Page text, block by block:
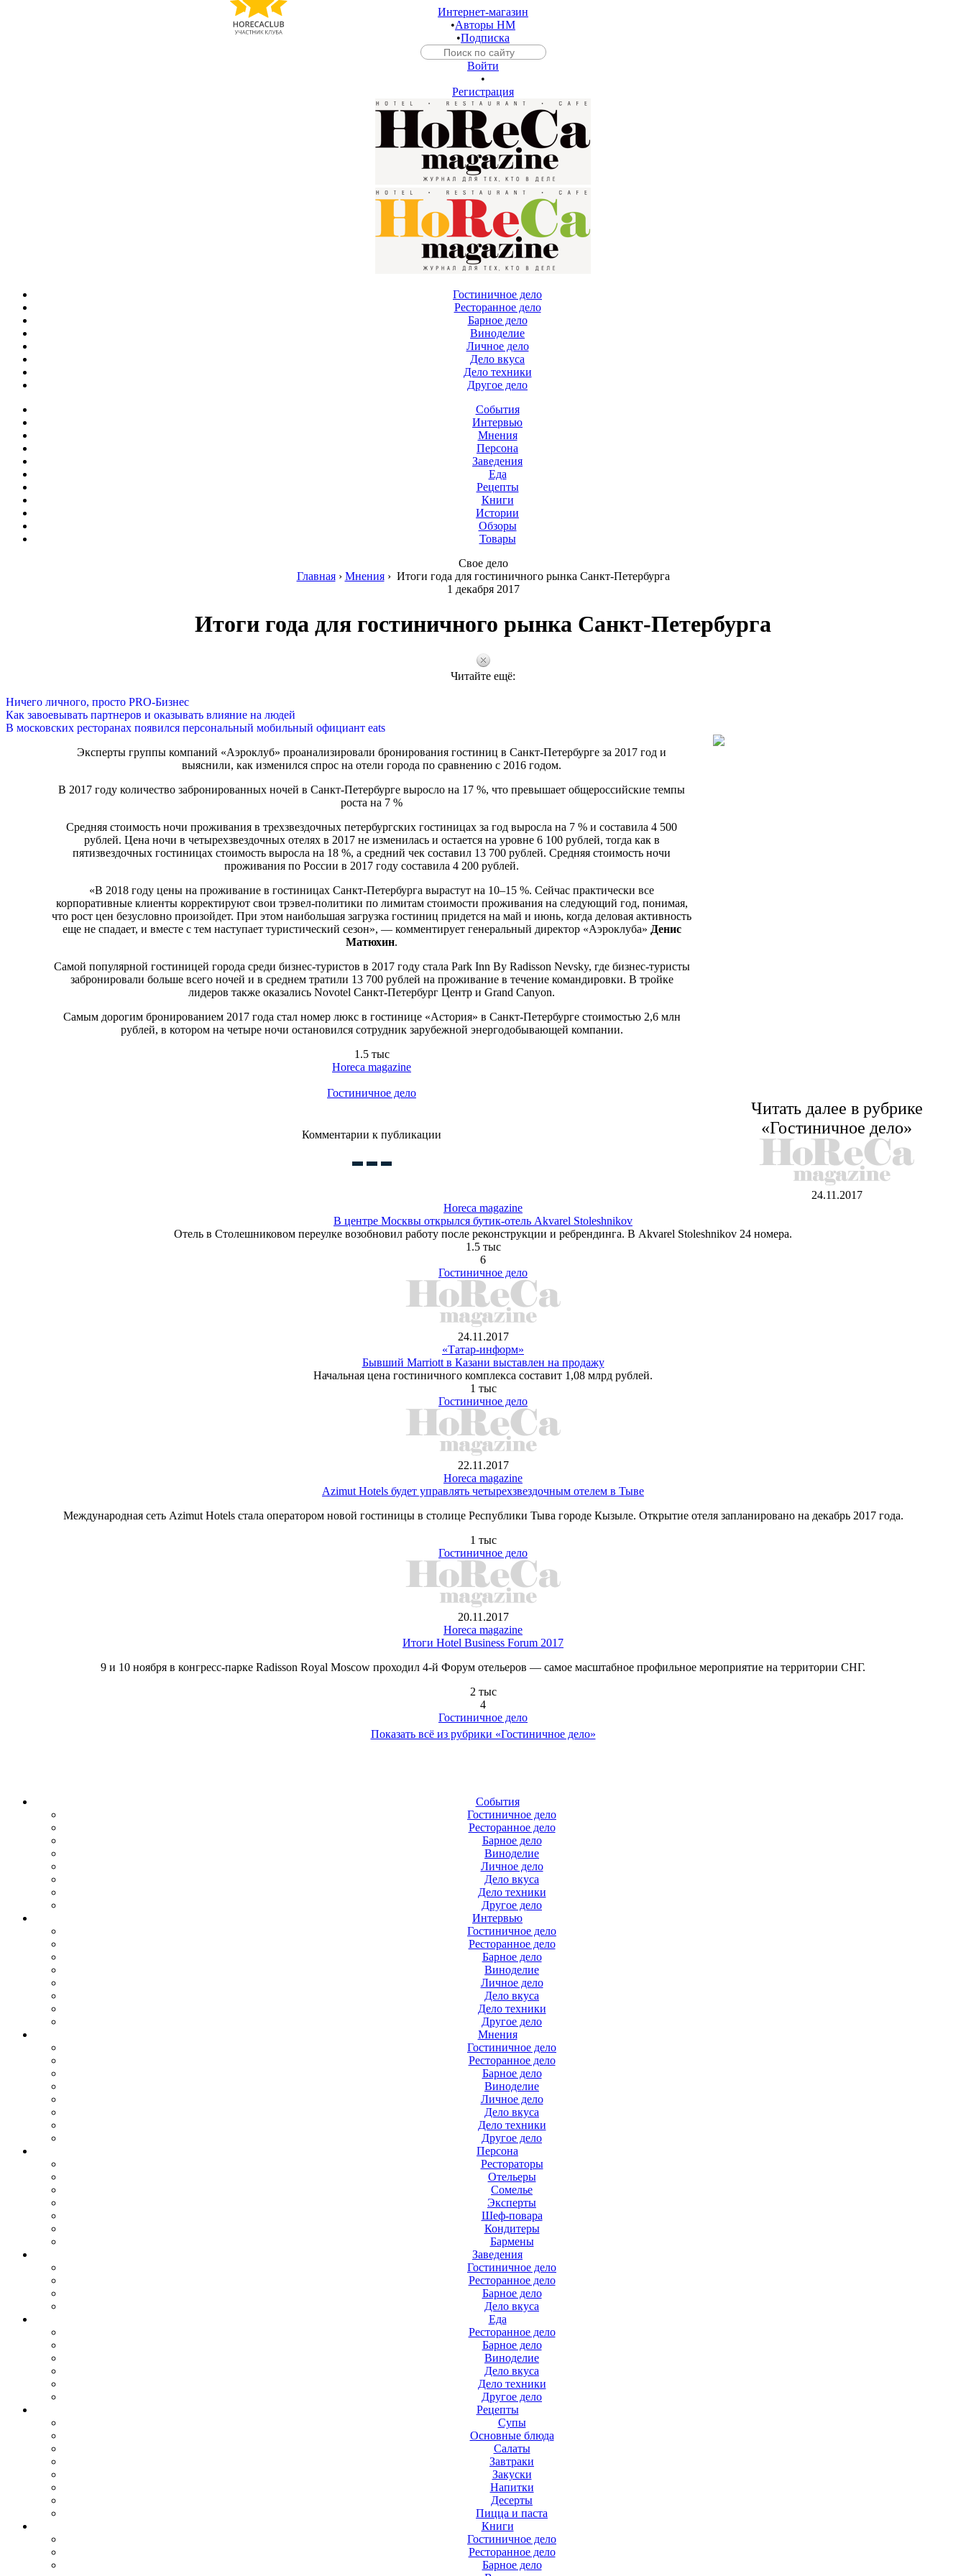
Интернет-магазин
•Авторы HM
•Подписка
Войти
•
Регистрация
Гостиничное дело
Ресторанное дело
Барное дело
Виноделие
Личное дело
Дело вкуса
Дело техники
Другое дело
События
Интервью
Мнения
Персона
Заведения
Еда
Рецепты
Книги
Истории
Обзоры
Товары
Свое дело
Главная› Мнения› Итоги года для гостиничного рынка Санкт-Петербурга
1 декабря 2017
Итоги года для гостиничного рынка Санкт-Петербурга
Читайте ещё:
Ничего личного, просто PRO-Бизнес
Как завоевывать партнеров и оказывать влияние на людей
В московских ресторанах появился персональный мобильный официант eats
Эксперты группы компаний «Аэроклуб» проанализировали бронирования гостиниц в Санкт-Петербурге за 2017 год и
выяснили, как изменился спрос на отели города по сравнению с 2016 годом.
В 2017 году количество забронированных ночей в Санкт-Петербурге выросло на 17 %, что превышает общероссийские темпы
роста на 7 %
Средняя стоимость ночи проживания в трехзвездочных петербургских гостиницах за год выросла на 7 % и составила 4 500
рублей. Цена ночи в четырехзвездочных отелях в 2017 не изменилась и остается на уровне 6 100 рублей, тогда как в
пятизвездочных гостиницах стоимость выросла на 18 %, а средний чек составил 13 700 рублей. Средняя стоимость ночи
проживания по России в 2017 году составила 4 200 рублей.
«В 2018 году цены на проживание в гостиницах Санкт-Петербурга вырастут на 10–15 %. Сейчас практически все
корпоративные клиенты корректируют свои трэвел-политики по лимитам стоимости проживания на следующий год, понимая,
что рост цен безусловно произойдет. При этом наибольшая загрузка гостиниц придется на май и июнь, когда деловая активность
еще не спадает, и вместе с тем наступает туристический сезон», — комментирует генеральный директор «Аэроклуба» Денис
Матюхин.
Самой популярной гостиницей города среди бизнес-туристов в 2017 году стала Park Inn By Radisson Nevsky, где бизнес-туристы
забронировали больше всего ночей и в среднем тратили 13 700 рублей на проживание в течение командировки. В тройке
лидеров также оказались Novotel Санкт-Петербург Центр и Grand Canyon.
Самым дорогим бронированием 2017 года стал номер люкс в гостинице «Астория» в Санкт-Петербурге стоимостью 2,6 млн
рублей, в котором на четыре ночи остановился сотрудник зарубежной энергодобывающей компании.
1.5 тыс
Horeca magazine
Гостиничное дело
Комментарии к публикации
Читать далее в рубрике
«Гостиничное дело»
24.11.2017
Horeca magazine
В центре Москвы открылся бутик-отель Akvarel Stoleshnikov
Отель в Столешниковом переулке возобновил работу после реконструкции и ребрендинга. В Akvarel Stoleshnikov 24 номера.
1.5 тыс
6
Гостиничное дело
24.11.2017
«Татар-информ»
Бывший Marriott в Казани выставлен на продажу
Начальная цена гостиничного комплекса составит 1,08 млрд рублей.
1 тыс
Гостиничное дело
22.11.2017
Horeca magazine
Azimut Hotels будет управлять четырехзвездочным отелем в Тыве
Международная сеть Azimut Hotels стала оператором новой гостиницы в столице Республики Тыва городе Кызыле. Открытие отеля запланировано на декабрь 2017 года.
1 тыс
Гостиничное дело
20.11.2017
Horeca magazine
Итоги Hotel Business Forum 2017
9 и 10 ноября в конгресс-парке Radisson Royal Moscow проходил 4-й Форум отельеров — самое масштабное профильное мероприятие на территории СНГ.
2 тыс
4
Гостиничное дело
Показать всё из рубрики «Гостиничное дело»
События
Гостиничное дело
Ресторанное дело
Барное дело
Виноделие
Личное дело
Дело вкуса
Дело техники
Другое дело
Интервью
Гостиничное дело
Ресторанное дело
Барное дело
Виноделие
Личное дело
Дело вкуса
Дело техники
Другое дело
Мнения
Гостиничное дело
Ресторанное дело
Барное дело
Виноделие
Личное дело
Дело вкуса
Дело техники
Другое дело
Персона
Рестораторы
Отельеры
Сомелье
Эксперты
Шеф-повара
Кондитеры
Бармены
Заведения
Гостиничное дело
Ресторанное дело
Барное дело
Дело вкуса
Еда
Ресторанное дело
Барное дело
Виноделие
Дело вкуса
Дело техники
Другое дело
Рецепты
Супы
Основные блюда
Салаты
Завтраки
Закуски
Напитки
Десерты
Пицца и паста
Книги
Гостиничное дело
Ресторанное дело
Барное дело